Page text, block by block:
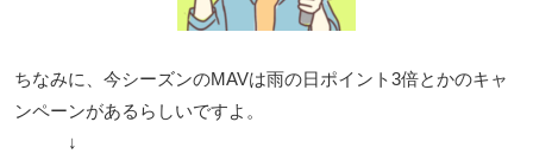
ちなみに、今シーズンのMAVは雨の日ポイント3倍とかのキャ
ンペーンがあるらしいですよ。
↓